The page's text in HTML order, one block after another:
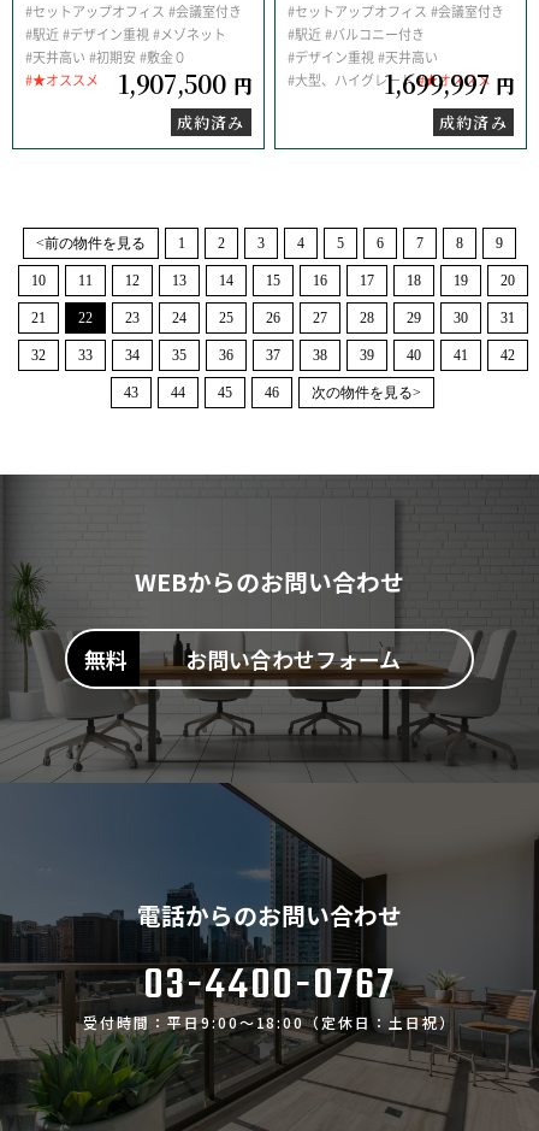
#セットアップオフィス #会議室付き
#駅近 #デザイン重視#メゾネット
#天井高い #初期安 #敷金０
#★オススメ
1,907,500 円
成約済み
#セットアップオフィス #会議室付き
#駅近 #バルコニー付き
#デザイン重視#天井高い
#大型、ハイグレード#★オススメ
1,699,997 円
成約済み
<前の物件を見る 1 2 3 4 5 6 7 8 9
10 11 12 13 14 15 16 17 18 19 20
21 22 23 24 25 26 27 28 29 30 31
32 33 34 35 36 37 38 39 40 41 42
43 44 45 46 次の物件を見る>
WEBからのお問い合わせ
お問い合わせフォーム
電話からのお問い合わせ
03-4400-0767
受付時間：平日9:00～18:00（定休日：土日祝）